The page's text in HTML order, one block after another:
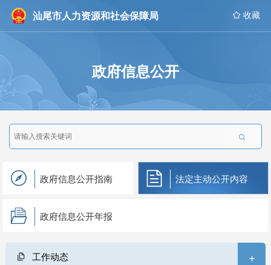
汕尾市人力资源和社会保障局  收藏
政府信息公开

政府信息公开指南 法定主动公开内容
政府信息公开年报
工作动态 +